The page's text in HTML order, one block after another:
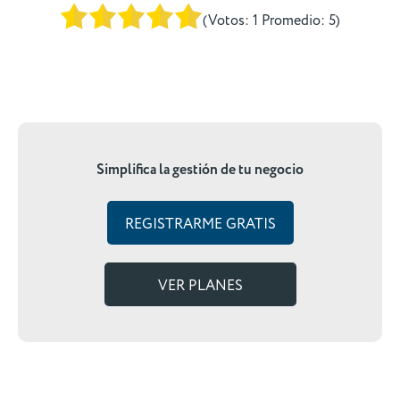
(Votos: 1 Promedio: 5)
Simplifica la gestión de tu negocio
REGISTRARME GRATIS
VER PLANES